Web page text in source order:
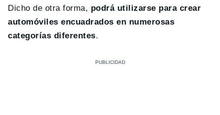
Dicho de otra forma, podrá utilizarse para crear
automóviles encuadrados en numerosas
categorías diferentes.